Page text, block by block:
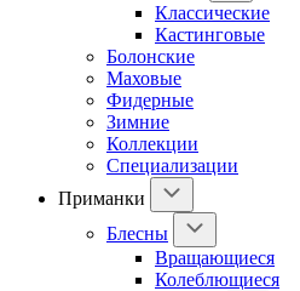
Классические
Кастинговые
Болонские
Маховые
Фидерные
Зимние
Коллекции
Специализации
Приманки
Блесны
Вращающиеся
Колеблющиеся